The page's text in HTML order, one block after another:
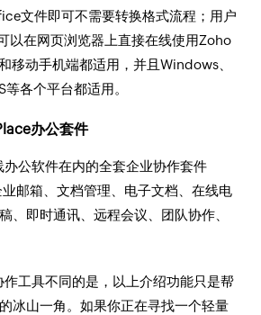
文件即可不需要转换格式流程；用户
以在网页浏览器上直接在线使用Zoho
移动手机端都适用，并且Windows、
各个平台都适用。
办公套件
公软件在内的全套企业协作套件
邮箱、文档管理、电子文档、在线电
、即时通讯、远程会议、团队协作、
工具不同的是，以上介绍功能只是帮
冰山一角。如果你正在寻找一个轻量